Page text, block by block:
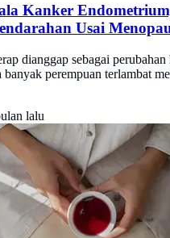
Kanker
Usai
dianggap sebagai perubahan
banyak perempuan terlambat
lalu